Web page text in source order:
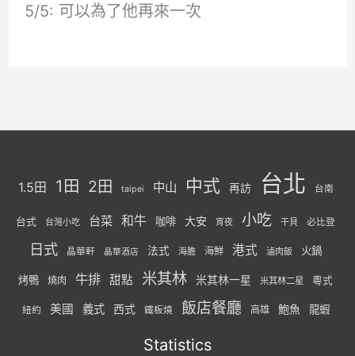
5/5: 可以為了他再來一次
1.5田 1田 2田 taipei 中山 中式 再訪 台北 台南
台式 台灣小吃 台菜 和牛 咖啡 大安 宵夜 小吃 干貝 必比登
日式 晶華軒 晶華酒店 法式 海膽 海鮮 港式 滷肉飯 火鍋
烤鴨 燒肉 牛排 甜點 米其林 米其林一星 米其林二星 粵式
紐約 美國 義式 西式 鐵板燒 飯店餐廳 高雄 鮑魚 龍蝦
Statistics